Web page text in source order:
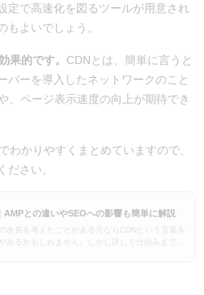
定で高速化を図るツールが用意され
もよいでしょう。
果的です。 CDNとは、簡単に言うと
バーを導入したネットワークのこと
、ページ表示速度の向上が期待でき
わかりやすくまとめていますので、
ださい。
AMPとの違いやSEOへの影響も簡単に解説
改善を考えたことがある方ならCDNという言葉を
あるかもしれません。しかし詳しく仕組みまでは